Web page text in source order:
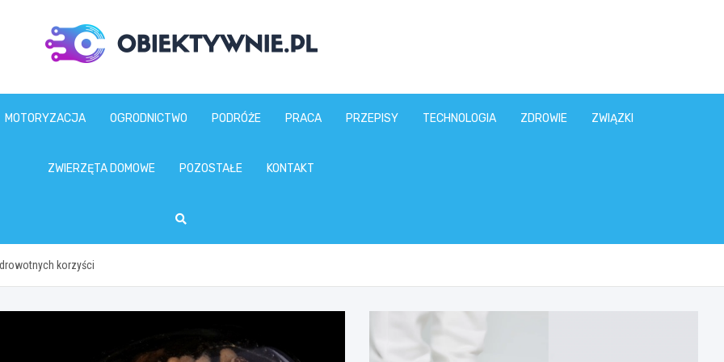
obiektywnie.pl
MOTORYZACJA OGRODNICTWO PODRÓŻE PRACA PRZEPISY TECHNOLOGIA ZDROWIE ZWIĄZKI
ZWIERZĘTA DOMOWE POZOSTAŁE KONTAKT
korzyści